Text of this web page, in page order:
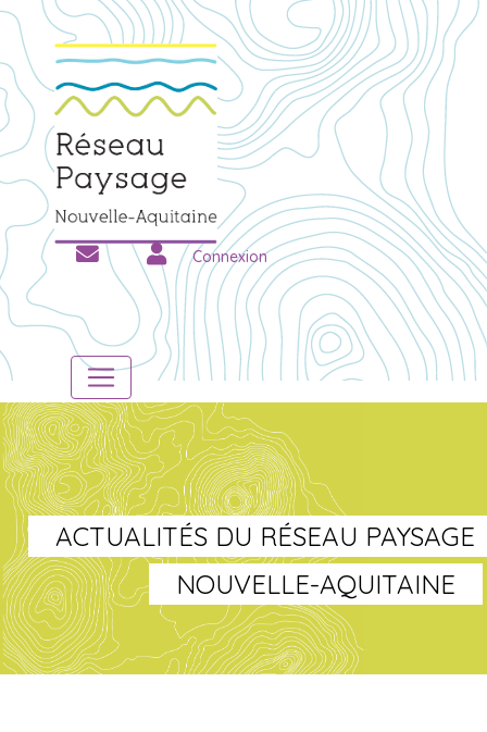
Connexion
ACTUALITÉS DU RÉSEAU PAYSAGE
NOUVELLE-AQUITAINE